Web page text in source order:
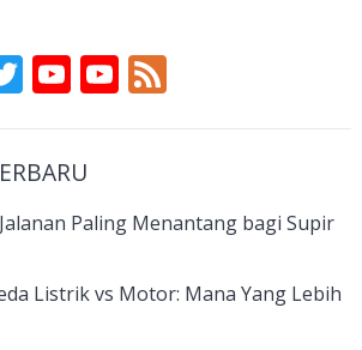
T
itt
er
Y
u
T
u
e
Y
u
e
F
Jalanan Paling Menantang bagi Supir
Listrik vs Motor: Mana Yang Lebih